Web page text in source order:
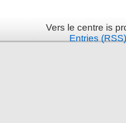
Vers le centre is
Entries (RSS)